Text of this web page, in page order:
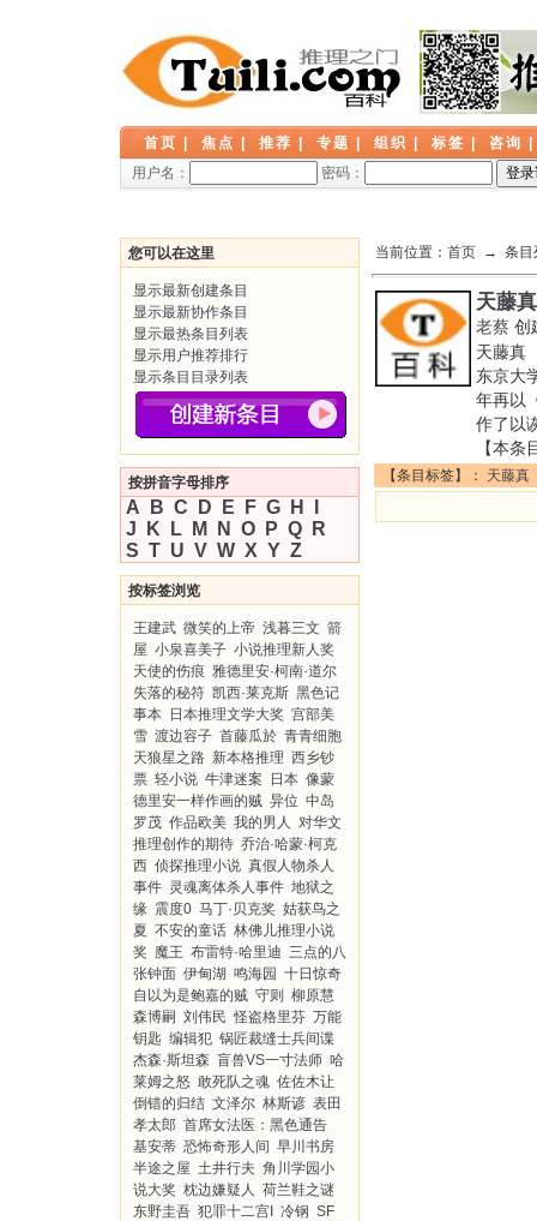
首页 焦点 推荐 专题 组织 标签 咨询
用户名：
密码：
您可以在这里
显示最新创建条目
显示最新协作条目
显示最热条目列表
显示用户推荐排行
显示条目目录列表
按拼音字母排序
A B C D E F G H
J
K L M N O P Q
R
S T U V W X Y Z
按标签浏览
王建武 微笑的上帝 浅暮三文 箭
屋 小泉喜美子 小说推理新人奖
天使的伤痕 雅德里安·柯南·道尔
失落的秘符 凯西·莱克斯 黑色记
事本 日本推理文学大奖 宫部美
雪 渡边容子 首藤瓜於 青青细胞
天狼星之路 新本格推理 西乡钞
票 轻小说 牛津迷案 日本 像蒙
德里安一样作画的贼 异位 中岛
罗茂 作品欧美 我的男人 对华文
推理创作的期待 乔治·哈蒙·柯克
西 侦探推理小说 真假人物杀人
事件 灵魂离体杀人事件 地狱之
缘 震度0 马丁·贝克奖 姑获鸟之
夏 不安的童话 林佛儿推理小说
奖 魔王 布雷特·哈里迪 三点的八
张钟面 伊甸湖 鸣海园 十日惊奇
自以为是鲍嘉的贼 守则
柳原慧
森博嗣 刘伟民 怪盗格里芬 万能
钥匙 编辑犯 锅匠裁缝士兵间谍
杰森·斯坦森 盲兽VS一寸法师 哈
莱姆之怒 敢死队之魂 佐佐木让
倒错的归结 文泽尔 林斯谚 表田
孝太郎 首席女法医：黑色通告
基安蒂 恐怖奇形人间 早川书房
半途之屋 土井行夫 角川学园小
说大奖 枕边嫌疑人 荷兰鞋之谜
东野圭吾 犯罪十二宫I 冷钢 SF
当前位置： 首页 → 条目
天藤真
老蔡 创
天藤真
东京大
年再以
作了以
【本条
【条目标签】： 天藤真